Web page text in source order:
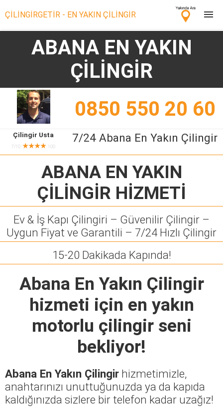
ÇİLİNGİRGETİR - EN YAKIN ÇİLİNGİR
Çilingir Ara
Çilingir misin? Bize Katıl!
ABANA EN YAKIN
ÇİLİNGİR
0850 550 20 60
Çilingir Usta
7/10 ★★★★ 100
7/24 Abana En Yakın Çilingir
ABANA EN YAKIN
ÇİLİNGİR HİZMETİ
Ev & İş Kapı Çilingiri – Güvenilir Çilingir –
Uygun Fiyat ve Garantili – 7/24 Hızlı Çilingir
15-20 Dakikada Kapında!
Abana En Yakın Çilingir
hizmeti için en yakın
motorlu çilingir seni
bekliyor!
Abana En Yakın Çilingir hizmetimizle,
anahtarınızı unuttuğunuzda ya da kapıda
kaldığınızda sizlere bir telefon kadar uzağız!